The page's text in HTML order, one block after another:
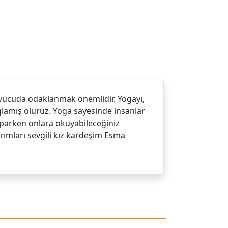
odaklanmak önemlidir. Yogayı,
oluruz. Yoga sayesinde insanlar
onlara okuyabileceğiniz
sevgili kız kardeşim Esma